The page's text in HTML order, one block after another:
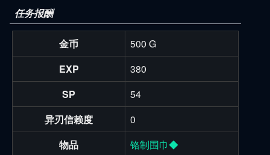
任务报酬
金币
500 G
EXP
380
SP
54
异刃信赖度
0
物品
铬制围巾◆